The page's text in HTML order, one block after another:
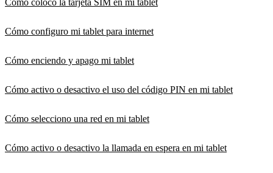
Cómo configuro mi tablet para internet
Cómo enciendo y apago mi tablet
Cómo activo o desactivo el uso del código PIN en mi tablet
Cómo selecciono una red en mi tablet
Cómo activo o desactivo la llamada en espera en mi tablet